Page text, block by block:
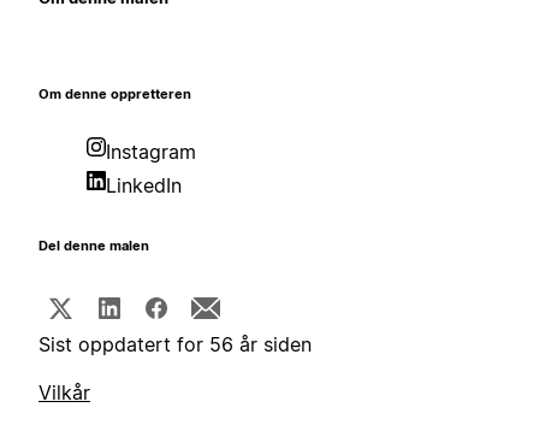
Om denne oppretteren
Instagram
LinkedIn
Del denne malen
Sist oppdatert for 56 år siden
Vilkår